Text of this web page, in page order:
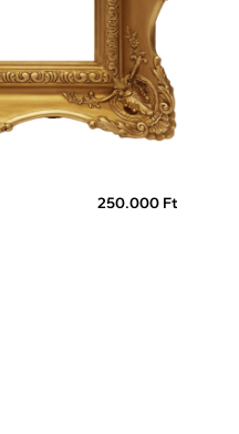
250.000 Ft